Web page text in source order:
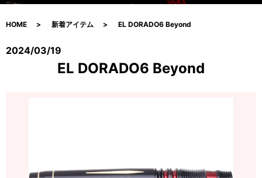
HOME 新着アイテム EL DORADO6 Beyond
2024/03/19
EL DORADO6 Beyond